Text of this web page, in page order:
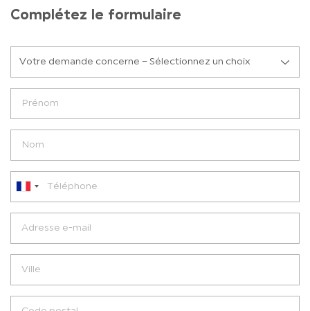
Complétez le formulaire
Votre demande concerne – Sélectionnez un choix
France
+33